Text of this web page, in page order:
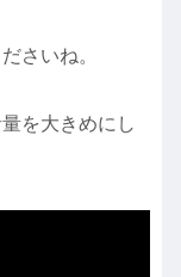
さいね。
を大きめにし